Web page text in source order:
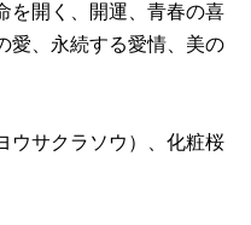
を開く、開運、青春の喜
愛、永続する愛情、美の
ウサクラソウ）、化粧桜